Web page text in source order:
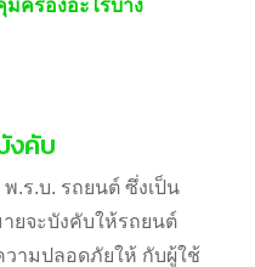
ร.บ. รถยนต์ ซึ่งเป็น
ยจะบังคับให้รถยนต์
ามปลอดภัยให้ กับผู้ใช้
ามารถคุ้มครอง ผู้